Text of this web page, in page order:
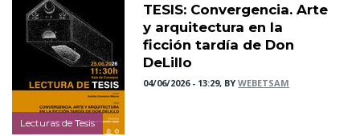
Lecturas de Tesis
TESIS: Convergencia. Arte
y arquitectura en la
ficción tardía de Don
DeLillo
04/06/2026 - 13:29, BYWEBETSAM